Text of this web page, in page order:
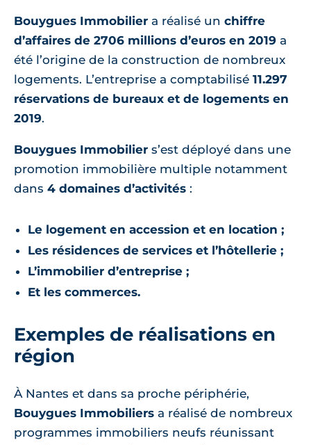
Bouygues Immobilier a réalisé un chiffre
d’affaires de 2706 millions d’euros en 2019 a
été l’origine de la construction de nombreux
logements. L’entreprise a comptabilisé 11.297
réservations de bureaux et de logements en
2019.
Bouygues Immobilier s’est déployé dans une
promotion immobilière multiple notamment
dans 4 domaines d’activités :
Le logement en accession et en location ;
Les résidences de services et l’hôtellerie ;
L’immobilier d’entreprise ;
Et les commerces.
Exemples de réalisations en
région
À Nantes et dans sa proche périphérie,
Bouygues Immobiliers a réalisé de nombreux
programmes immobiliers neufs réunissant